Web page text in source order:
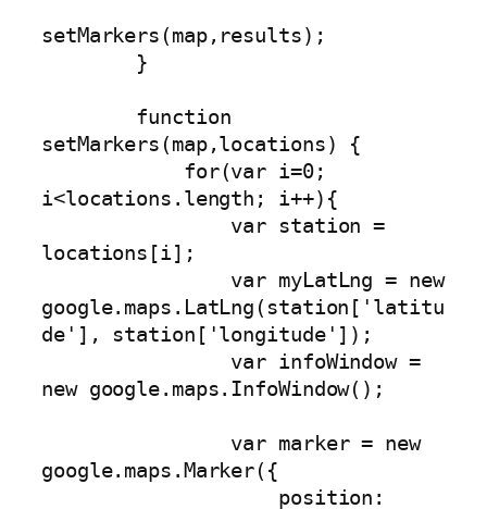
setMarkers(map,results);
setMarkers(map,locations) {
i<locations.length; i++){
locations[i];
google.maps.LatLng(station['latitu
de'], station['longitude']);
new google.maps.InfoWindow();
google.maps.Marker({